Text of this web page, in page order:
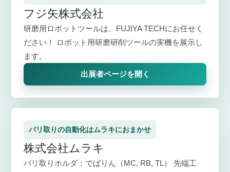
フジ矢株式会社
研磨用ロボットツールは、FUJIYA TECHにお任せく
ださい！ ロボット用研磨研削ツールの実機を展示し
ます。
出展者ページを開く
バリ取りの自動化はムラキにおまかせ
株式会社ムラキ
バリ取りホルダ：でばりん（MC, RB, TL） 先端工